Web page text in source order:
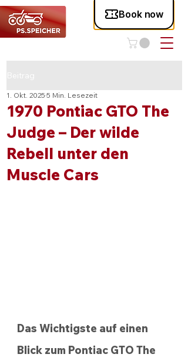
1970 Pontiac GTO The
Judge – Der wilde
Rebell unter den
Muscle Cars
1. Okt. 2025 5 Min. Lesezeit
Das Wichtigste auf einen
Blick zum Pontiac GTO The